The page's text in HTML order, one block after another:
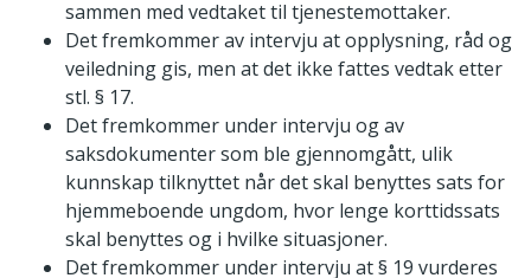
sammen med vedtaket til tjenestemottaker.
Det fremkommer av intervju at opplysning, råd og
veiledning gis, men at det ikke fattes vedtak etter
stl. § 17.
Det fremkommer under intervju og av
saksdokumenter som ble gjennomgått, ulik
kunnskap tilknyttet når det skal benyttes sats for
hjemmeboende ungdom, hvor lenge korttidssats
skal benyttes og i hvilke situasjoner.
Det fremkommer under intervju at § 19 vurderes